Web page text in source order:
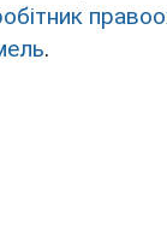
.